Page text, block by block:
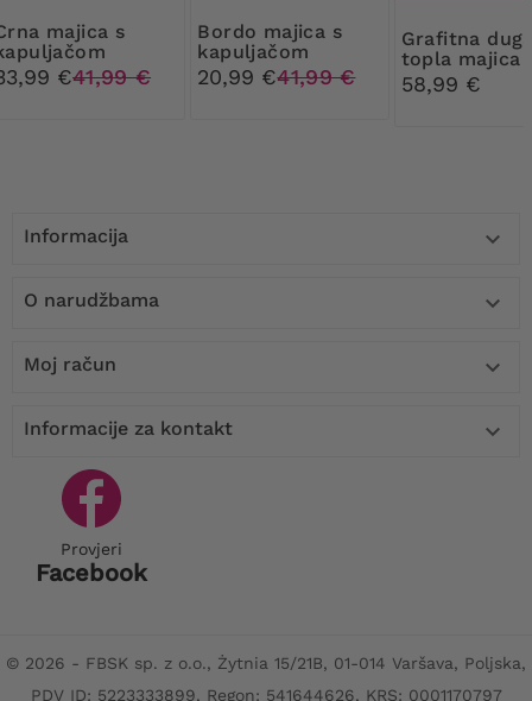
s
€41,99 €
Bordo majica s
kapuljačom
20,99 €41,99 €
Grafitna duga
topla majica
gumbima
58,99 €
Informacija 
O narudžbama 
Moj račun 
Informacije za kontakt 
Provjeri
Facebook
© 2026 - FBSK sp. z o.o., Żytnia 15/21B, 01-014 Varšava, Poljska,
PDV ID: 5223333899, Regon: 541644626, KRS: 0001170797